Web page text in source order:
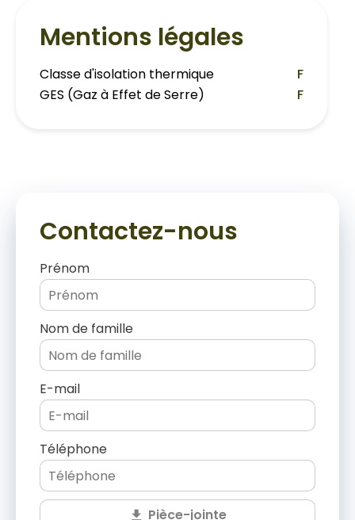
Mentions légales
Classe d'isolation thermique
F
GES (Gaz à Effet de Serre)
F
Contactez-nous
Prénom
Nom de famille
E-mail
Téléphone
Pièce-jointe